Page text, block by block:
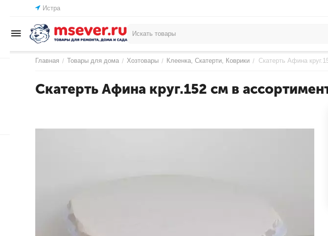
Истра
Главная / Товары для дома / Хозтовары / Клеенка, Скатерти, Коврики / Скатерть Афина
Скатерть Афина круг.152 см в